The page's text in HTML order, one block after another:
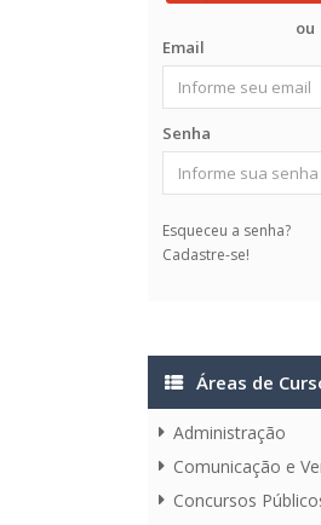
ou
Email
Senha
Esqueceu a senha?
Cadastre-se!
Áreas de
Administração
Comunicação e
Concursos